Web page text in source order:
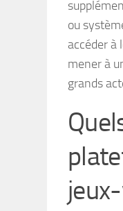
ou
accéder à
mener à
grands